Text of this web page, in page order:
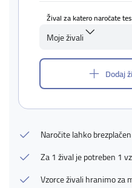
Žival za katero naročate
Moje živali
Dodaj
Naročite lahko
Za 1 žival je potreben 1
Vzorce živali hranimo za